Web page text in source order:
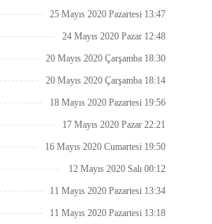
bazı şehirler için seyahat kısıtlaması
25 Mayıs 2020 Pazartesi 13:47
24 Mayıs 2020 Pazar 12:48
20 Mayıs 2020 Çarşamba 18:30
20 Mayıs 2020 Çarşamba 18:14
18 Mayıs 2020 Pazartesi 19:56
17 Mayıs 2020 Pazar 22:21
16 Mayıs 2020 Cumartesi 19:50
12 Mayıs 2020 Salı 00:12
11 Mayıs 2020 Pazartesi 13:34
11 Mayıs 2020 Pazartesi 13:18